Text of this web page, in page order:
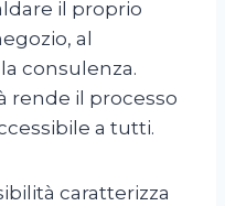
il proprio
al
consulenza.
rende il processo
a tutti.
caratterizza